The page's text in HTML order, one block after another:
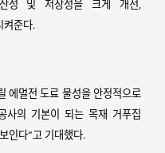
산성 및 저장성을 크게 개선,
켜준다.
에멀전 도료 물성을 안정적으로
사의 기본이 되는 목재 거푸집
인다”고 기대했다.